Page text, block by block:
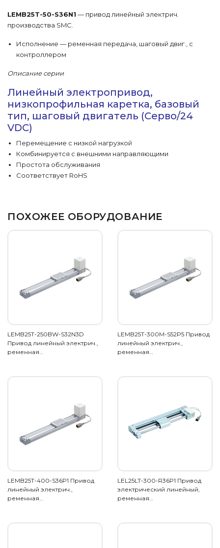
LEMB25T-50-S36N1 — привод линейный электрич.
производства SMC.
Исполнение — ременная передача, шаговый двиг., с
контроллером
Описание серии
Линейный электропривод,
низкопрофильная каретка, базовый
тип, шаговый двигатель (Серво/24
VDC)
Перемещение с низкой нагрузкой
Комбинируется с внешними направляющими
Простота обслуживания
Соответствует RoHS
ПОХОЖЕЕ ОБОРУДОВАНИЕ
LEMB25T-250BW-S32N3D
Привод линейный электрич.,
ременная…
LEMB25T-300M-S52P5 Привод
линейный электрич.,
ременная…
LEMB25T-400-S36P1 Привод
линейный электрич.,
ременная…
LEL25LT-300-R36P1 Привод
электрический линейный,
ременная…